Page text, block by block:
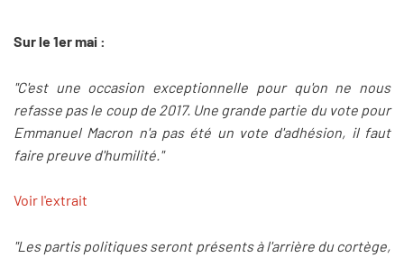
Sur le 1er mai :
"C'est une occasion exceptionnelle pour qu'on ne nous
refasse pas le coup de 2017. Une grande partie du vote pour
Emmanuel Macron n'a pas été un vote d'adhésion, il faut
faire preuve d'humilité."
Voir l'extrait
"Les partis politiques seront présents à l'arrière du cortège,